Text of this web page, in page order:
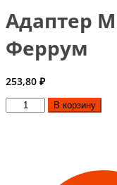
Адаптер
Феррум
253,80 ₽
КоличествоВ корзину